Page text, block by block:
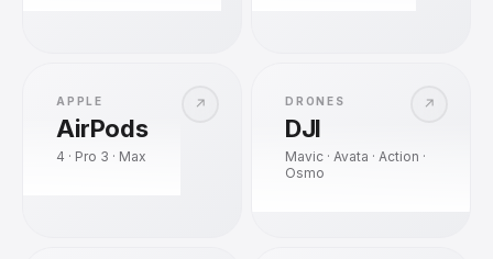
↗
APPLE
AirPods
4 · Pro 3 · Max
↗
DRONES
DJI
Mavic · Avata · Action ·
Osmo